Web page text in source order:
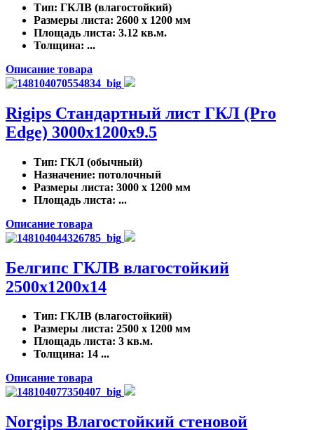
Тип: ГКЛВ (влагостойкий)
Размеры листа: 2600 x 1200 мм
Площадь листа: 3.12 кв.м.
Толщина: ...
Описание товара
Rigips Стандартный лист ГКЛ (Pro
Edge) 3000x1200x9.5
Тип: ГКЛ (обычный)
Назначение: потолочный
Размеры листа: 3000 x 1200 мм
Площадь листа: ...
Описание товара
Белгипс ГКЛВ влагостойкий
2500х1200х14
Тип: ГКЛВ (влагостойкий)
Размеры листа: 2500 x 1200 мм
Площадь листа: 3 кв.м.
Толщина: 14 ...
Описание товара
Norgips Влагостойкий стеновой